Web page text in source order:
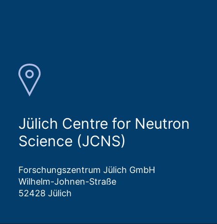
Jülich Centre for Neutron
Science (JCNS)
Forschungszentrum Jülich GmbH
Wilhelm-Johnen-Straße
52428 Jülich